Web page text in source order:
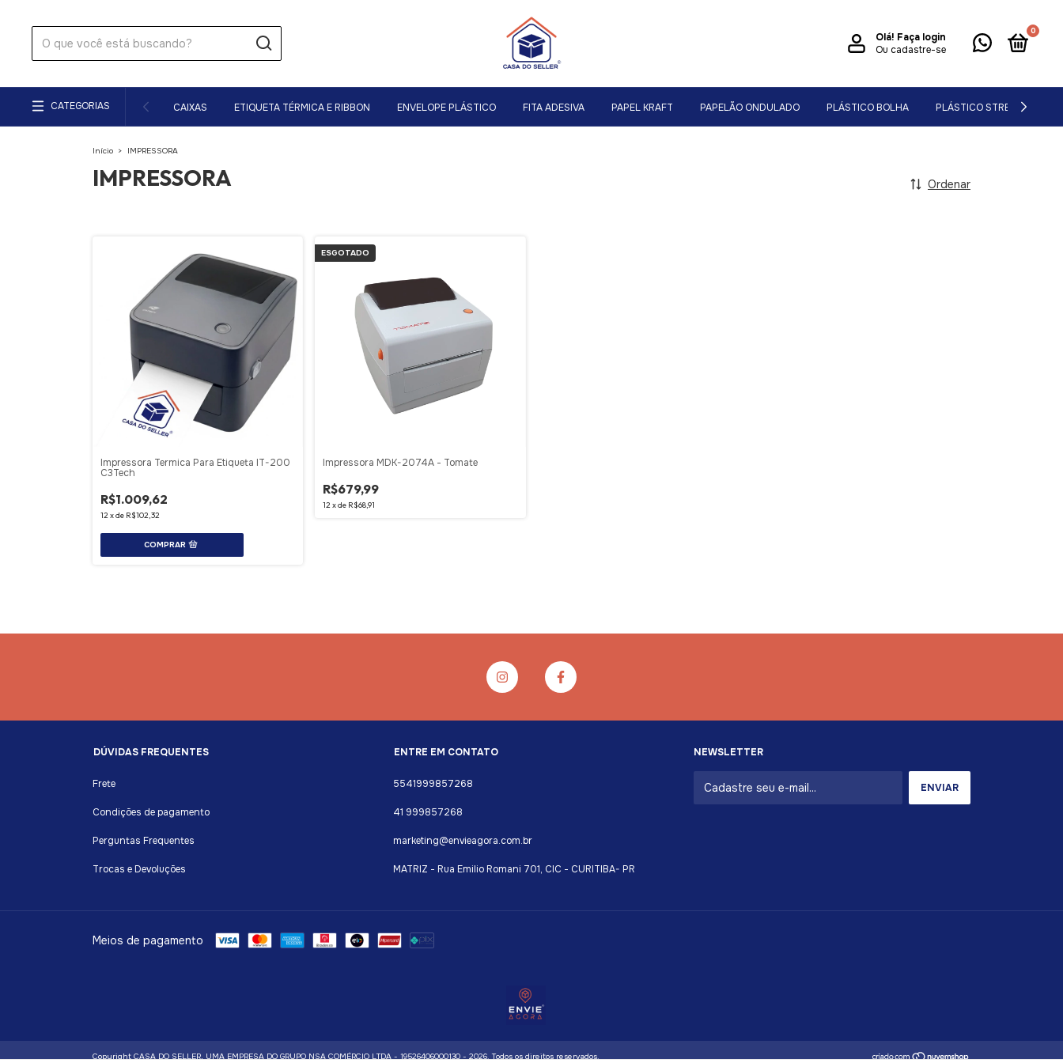
Olá! Faça login
Ou cadastre-se
0
CATEGORIAS CAIXAS ETIQUETA TÉRMICA E RIBBON ENVELOPE PLÁSTICO FITA ADESIVA PAPEL KRAFT PAPELÃO ONDULADO PLÁSTICO BOLHA PLÁSTICO STRETCH
Início > IMPRESSORA
IMPRESSORA Ordenar
Impressora Termica Para Etiqueta IT-200
C3Tech
R$1.009,62
12 xde R$102,32
ESGOTADO
Impressora MDK-2074A - Tomate
R$679,99
12 xde R$68,91
DÚVIDAS FREQUENTES
Frete
Condições de pagamento
Perguntas Frequentes
Trocas e Devoluções
ENTRE EM CONTATO
5541999857268
41 999857268
marketing@envieagora.com.br
MATRIZ - Rua Emilio Romani 701, CIC - CURITIBA- PR
NEWSLETTER
Meios de pagamento
Copyright CASA DO SELLER, UMA EMPRESA DO GRUPO NSA COMÉRCIO LTDA - 19526406000130 - 2026. Todos os direitos reservados.